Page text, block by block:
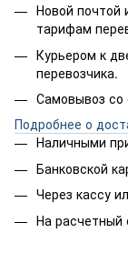
Новой почтой
тарифам
Курьером к
перевозчика.
Самовывоз со
Подробнее о
Наличными
Банковской
Через кассу
На расчетный